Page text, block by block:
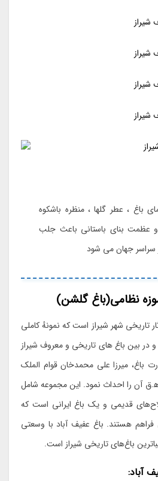
باغ ، عطر گلها ، منظره باشکوه
عظمت بنای باستانی باعث جلب
سراسر جهان می شود
نظامی(باغ گلشن)
تاریخی شهر شیراز است که نمونهٔ کاملی
در بین باغ های تاریخی و معروف شیراز
باغ، میرزا علی محمدخان قوام الملک
است که در سال ۱۲۸۴ ه‍.ق آن را احداث نمود. این مجموعه شامل
قدیمی و یک باغ ایرانی است که
هستند. باغ عفیف آباد با وسعتی
آباد: